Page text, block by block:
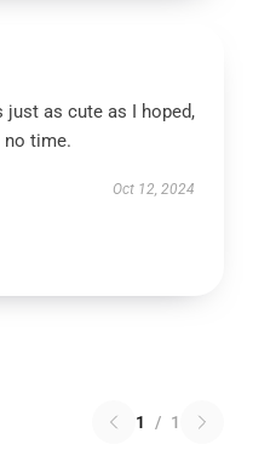
just as cute as I hoped,
no time.
Oct 12, 2024
1 / 1